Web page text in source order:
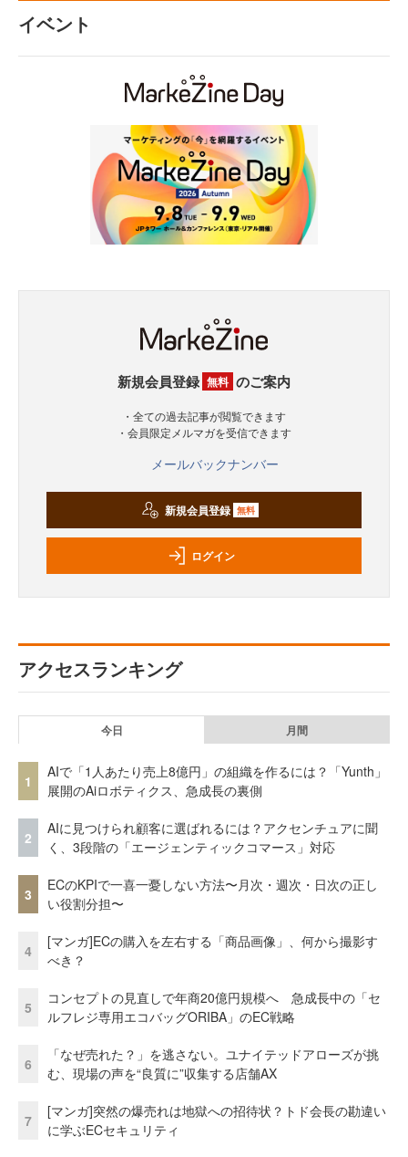
イベント
新規会員登録 無料 のご案内
・全ての過去記事が閲覧できます
・会員限定メルマガを受信できます
メールバックナンバー
新規会員登録 無料
ログイン
アクセスランキング
今日 月間
1
AIで「1人あたり売上8億円」の組織を作るには？「Yunth」
展開のAiロボティクス、急成長の裏側
2
AIに見つけられ顧客に選ばれるには？アクセンチュアに聞
く、3段階の「エージェンティックコマース」対応
3
ECのKPIで一喜一憂しない方法〜月次・週次・日次の正し
い役割分担〜
4
[マンガ]ECの購入を左右する「商品画像」、何から撮影す
べき？
5
コンセプトの見直しで年商20億円規模へ 急成長中の「セ
ルフレジ専用エコバッグORIBA」のEC戦略
6
「なぜ売れた？」を逃さない。ユナイテッドアローズが挑
む、現場の声を“良質に”収集する店舗AX
7
[マンガ]突然の爆売れは地獄への招待状？トド会長の勘違い
に学ぶECセキュリティ